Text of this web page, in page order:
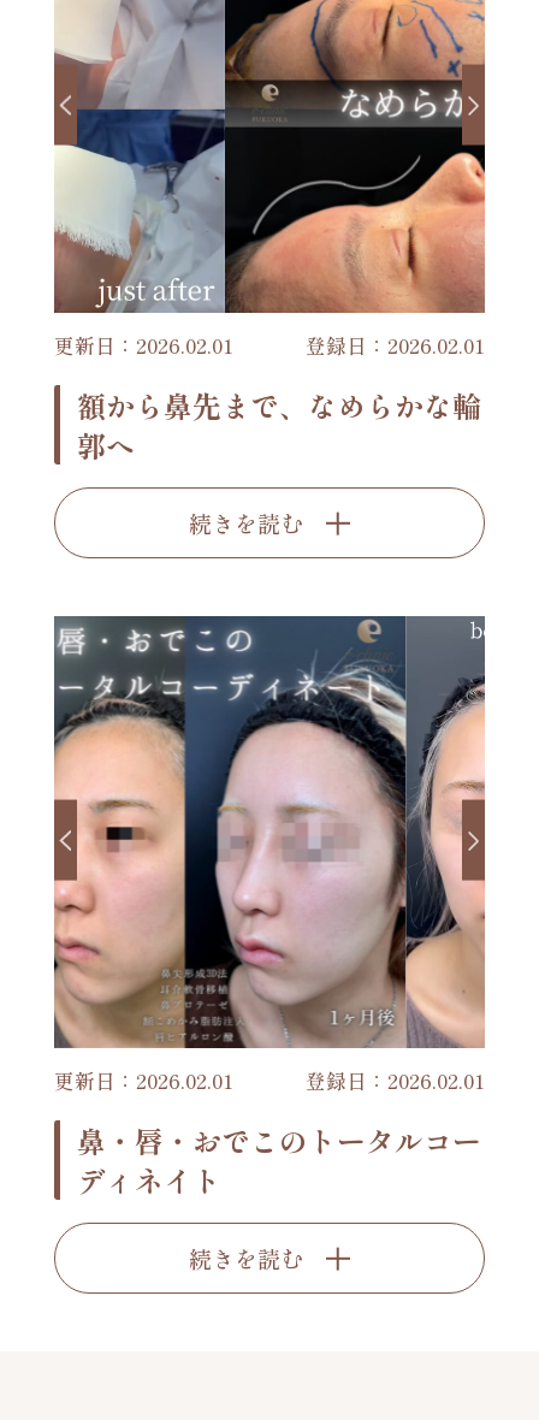
更新日：2026.02.01 登録日：2026.02.01
額から鼻先まで、なめらかな輪
郭へ
続きを読む
更新日：2026.02.01 登録日：2026.02.01
鼻・唇・おでこのトータルコー
ディネイト
続きを読む